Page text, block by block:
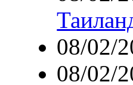
08/02/
08/02/